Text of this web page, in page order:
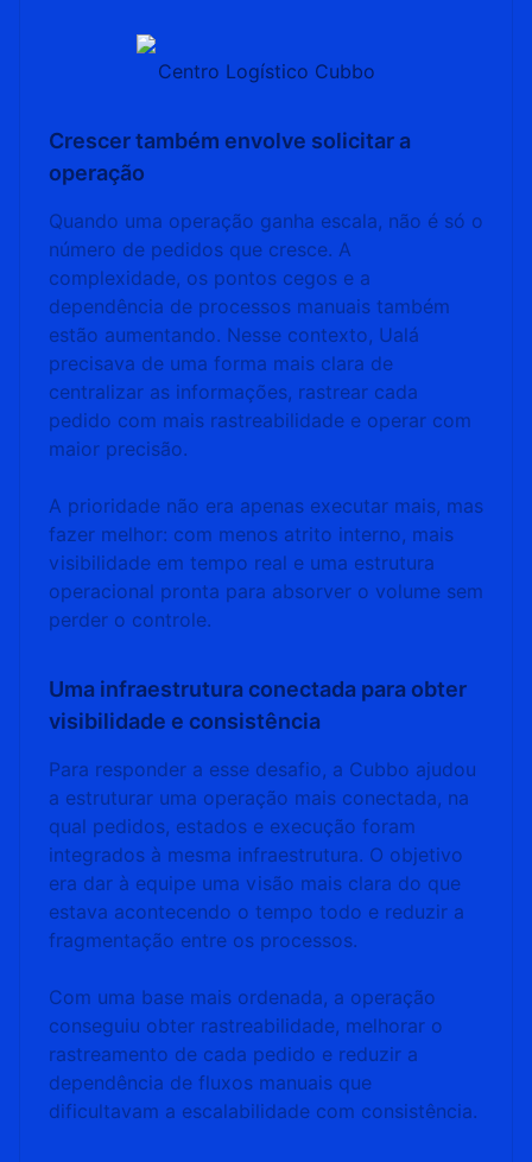
Centro Logístico Cubbo
Crescer também envolve solicitar a
operação
Quando uma operação ganha escala, não é só o
número de pedidos que cresce. A
complexidade, os pontos cegos e a
dependência de processos manuais também
estão aumentando. Nesse contexto, Ualá
precisava de uma forma mais clara de
centralizar as informações, rastrear cada
pedido com mais rastreabilidade e operar com
maior precisão.
A prioridade não era apenas executar mais, mas
fazer melhor: com menos atrito interno, mais
visibilidade em tempo real e uma estrutura
operacional pronta para absorver o volume sem
perder o controle.
Uma infraestrutura conectada para obter
visibilidade e consistência
Para responder a esse desafio, a Cubbo ajudou
a estruturar uma operação mais conectada, na
qual pedidos, estados e execução foram
integrados à mesma infraestrutura. O objetivo
era dar à equipe uma visão mais clara do que
estava acontecendo o tempo todo e reduzir a
fragmentação entre os processos.
Com uma base mais ordenada, a operação
conseguiu obter rastreabilidade, melhorar o
rastreamento de cada pedido e reduzir a
dependência de fluxos manuais que
dificultavam a escalabilidade com consistência.